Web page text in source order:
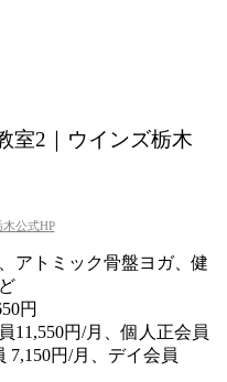
室2｜ウインズ栃木
公式HP
アトミック骨盤ヨガ、健
円
11,550円/月、個人正会員
7,150円/月、デイ会員